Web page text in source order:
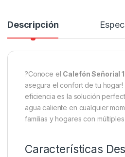
Descripción
?Conoce el Calefón Señorial
asegura el confort de tu
eficiencia es la solución
agua caliente en cualquier
familias y hogares con
Características